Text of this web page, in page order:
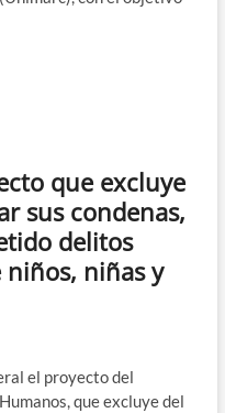
que excluye
sus condenas,
delitos
niños, niñas y
el proyecto del
que excluye del